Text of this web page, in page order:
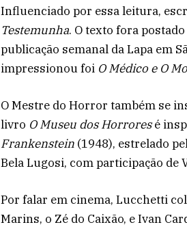
Influenciado por essa leitura,
Testemunha. O texto fora
publicação semanal da Lapa em
impressionou foi O Médico e O
O Mestre do Horror também se
livro O Museu dos Horroresé
Frankenstein (1948), estrelado
Bela Lugosi, com participação de
Por falar em cinema, Lucchetti
Marins, o Zé do Caixão, e Ivan